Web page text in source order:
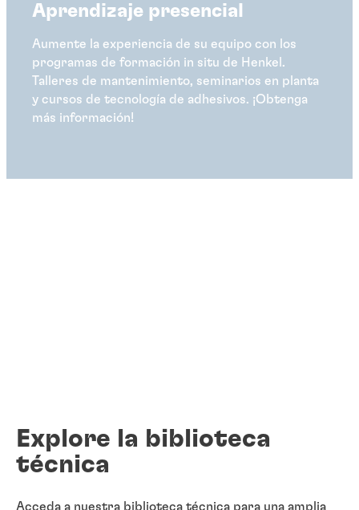
Aprendizaje presencial
Aumente la experiencia de su equipo con los
programas de formación in situ de Henkel.
Talleres de mantenimiento, seminarios en planta
y cursos de tecnología de adhesivos. ¡Obtenga
más información!
Explore la biblioteca
técnica
Acceda a nuestra biblioteca técnica para una amplia